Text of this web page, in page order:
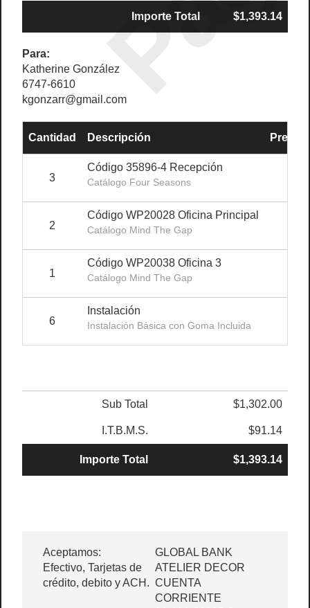
Importe Total $1,393.14
Para:
Katherine González
6747-6610
kgonzarr@gmail.com
Cantidad Descripción Precio
3
Código 35896-4 Recepción
Catálogo Four Seasons
2
Código WP20028 Oficina Principal
Catálogo Mind The Gap
1
Código WP20038 Oficina 3
Catálogo Mind The Gap
6
Instalación
Instalación Básica con Goma Incluida
Sub Total $1,302.00
I.T.B.M.S. $91.14
Importe Total $1,393.14
Aceptamos:
Efectivo, Tarjetas de
crédito, debito y ACH.
GLOBAL BANK
ATELIER DECOR
CUENTA
CORRIENTE